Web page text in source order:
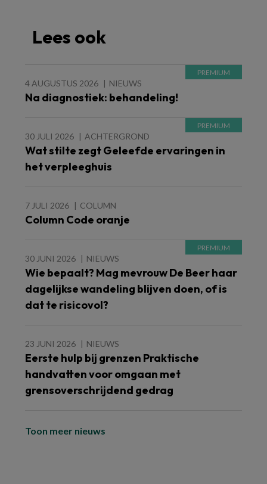
Lees ook
4 AUGUSTUS 2026 NIEUWS
Na diagnostiek: behandeling!
30 JULI 2026 ACHTERGROND
Wat stilte zegt Geleefde ervaringen in
het verpleeghuis
7 JULI 2026 COLUMN
Column Code oranje
30 JUNI 2026 NIEUWS
Wie bepaalt? Mag mevrouw De Beer haar
dagelijkse wandeling blijven doen, of is
dat te risicovol?
23 JUNI 2026 NIEUWS
Eerste hulp bij grenzen Praktische
handvatten voor omgaan met
grensoverschrijdend gedrag
Toon meer nieuws